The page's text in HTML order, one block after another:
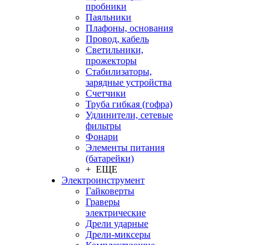
пробники
Паяльники
Плафоны, основания
Провод, кабель
Светильники,
прожекторы
Стабилизаторы,
зарядные устройства
Счетчики
Труба гибкая (гофра)
Удлинители, сетевые
фильтры
Фонари
Элементы питания
(батарейки)
+ ЕЩЕ
Электроинструмент
Гайковерты
Граверы
электрические
Дрели ударные
Дрели-миксеры